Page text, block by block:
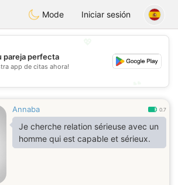
StatesDating
Mode Iniciar sesión
💕
pareja perfecta
app de citas ahora!
Annaba 0.7
Je cherche relation sérieuse avec un
homme qui est capable et sérieux.